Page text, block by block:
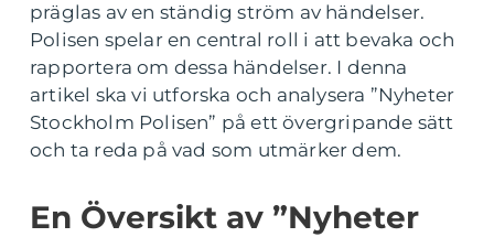
präglas av en ständig ström av händelser.
Polisen spelar en central roll i att bevaka och
rapportera om dessa händelser. I denna
artikel ska vi utforska och analysera ”Nyheter
Stockholm Polisen” på ett övergripande sätt
och ta reda på vad som utmärker dem.
En Översikt av ”Nyheter